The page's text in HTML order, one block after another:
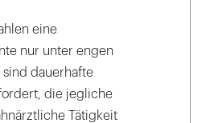
eine
nur unter engen
sind dauerhafte
die jegliche
Tätigkeit